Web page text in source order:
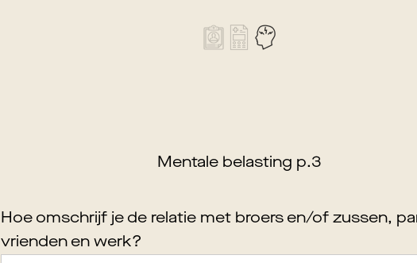
Mentale belasting p.3
Hoe omschrijf je de relatie met broers en/of zussen,
vrienden en werk?